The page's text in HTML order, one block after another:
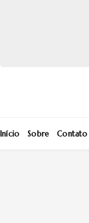
Início Sobre Contato